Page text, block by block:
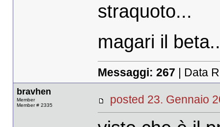
straquoto...
magari il
Messaggi: 267 | Data
bravhen
Member
Member # 2335
posted 23.